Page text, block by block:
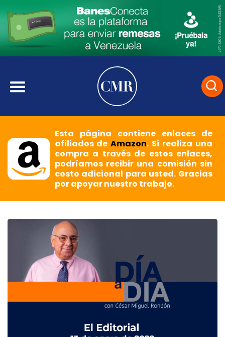
Esta página contiene enlaces de
afiliados deAmazon. Si realiza una
compra a través de estos enlaces,
podríamos recibir una comisión sin
costo adicional para usted. Gracias
por apoyar nuestro trabajo.